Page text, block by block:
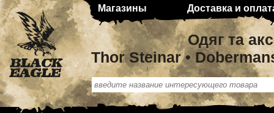
Магазины Доставка и
Одяг та
Thor Steinar •